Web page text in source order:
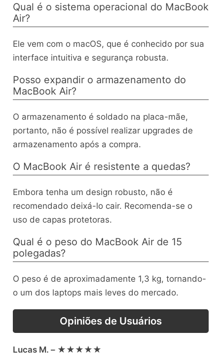
Qual é o sistema operacional do MacBook
Air?
Ele vem com o macOS, que é conhecido por sua
interface intuitiva e segurança robusta.
Posso expandir o armazenamento do
MacBook Air?
O armazenamento é soldado na placa-mãe,
portanto, não é possível realizar upgrades de
armazenamento após a compra.
O MacBook Air é resistente a quedas?
Embora tenha um design robusto, não é
recomendado deixá-lo cair. Recomenda-se o
uso de capas protetoras.
Qual é o peso do MacBook Air de 15
polegadas?
O peso é de aproximadamente 1,3 kg, tornando-
o um dos laptops mais leves do mercado.
Opiniões de Usuários
Lucas M. – ★★★★★